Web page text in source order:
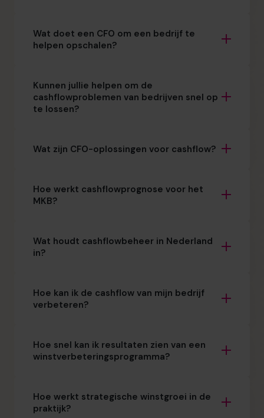
Wat doet een CFO om een bedrijf te
helpen opschalen?
Kunnen jullie helpen om de
cashflowproblemen van bedrijven snel op
te lossen?
Wat zijn CFO-oplossingen voor cashflow?
Hoe werkt cashflowprognose voor het
MKB?
Wat houdt cashflowbeheer in Nederland
in?
Hoe kan ik de cashflow van mijn bedrijf
verbeteren?
Hoe snel kan ik resultaten zien van een
winstverbeteringsprogramma?
Hoe werkt strategische winstgroei in de
praktijk?